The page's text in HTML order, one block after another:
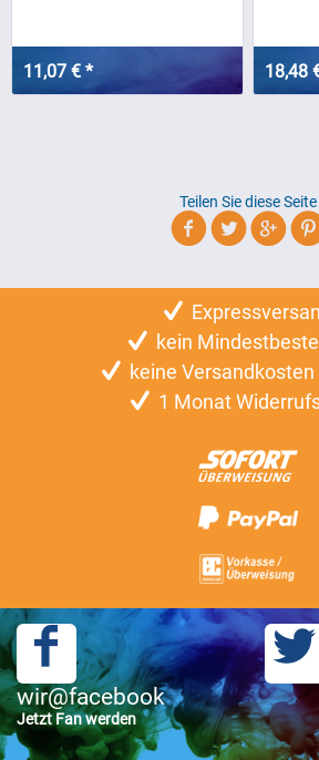
11,07 € * 18,48
Teilen Sie diese Seite
kein
keine Versandkosten
1 Monat
wir@facebook
Jetzt Fan werden